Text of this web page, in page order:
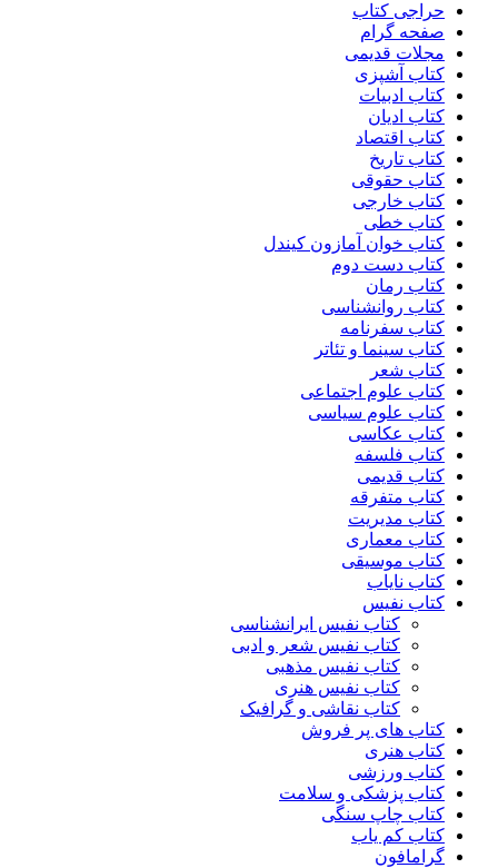
حراجی کتاب
صفحه گرام
مجلات قدیمی
کتاب آشپزی
کتاب ادبیات
کتاب ادیان
کتاب اقتصاد
کتاب تاریخ
کتاب حقوقی
کتاب خارجی
کتاب خطی
کتاب خوان آمازون کیندل
کتاب دست دوم
کتاب رمان
کتاب روانشناسی
کتاب سفرنامه
کتاب سینما و تئاتر
کتاب شعر
کتاب علوم اجتماعی
کتاب علوم سیاسی
کتاب عکاسی
کتاب فلسفه
کتاب قدیمی
کتاب متفرقه
کتاب مدیریت
کتاب معماری
کتاب موسیقی
کتاب نایاب
کتاب نفیس
کتاب نفیس ایرانشناسی
کتاب نفیس شعر و ادبی
کتاب نفیس مذهبی
کتاب نفیس هنری
کتاب نقاشی و گرافیک
کتاب های پر فروش
کتاب هنری
کتاب ورزشی
کتاب پزشکی و سلامت
کتاب چاپ سنگی
کتاب کم یاب
گرامافون